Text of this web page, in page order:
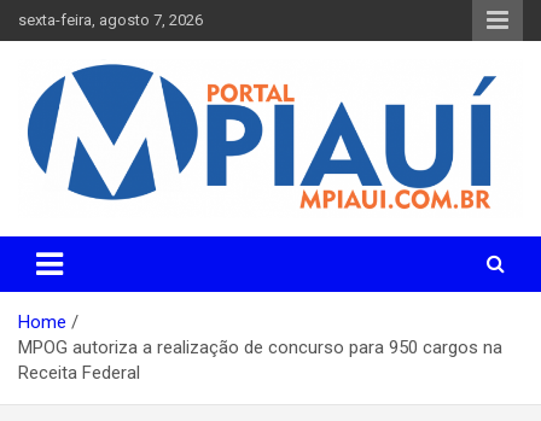
to
sexta-feira, agosto 7, 2026
Portal MPiauí
Parnaíba
Home
MPOG autoriza a realização de concurso para 950 cargos na
Receita Federal